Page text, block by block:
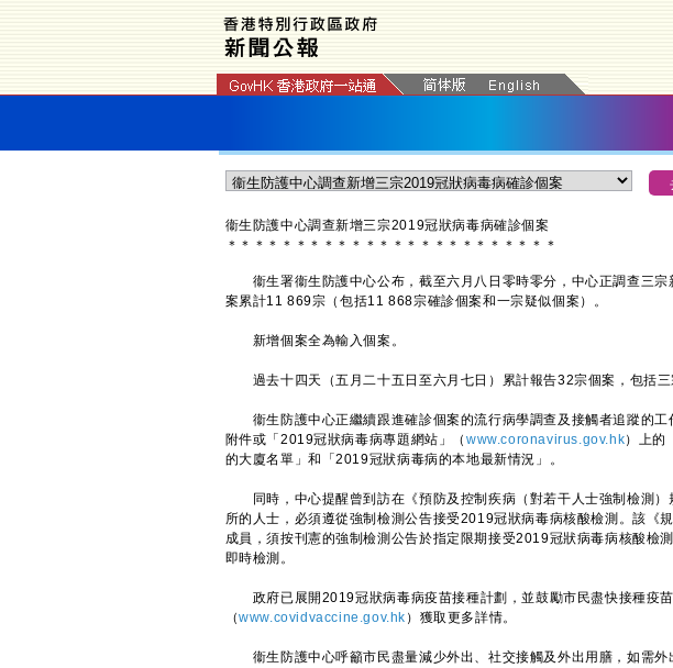
衞生防護中心調查新增三宗2019冠狀病毒病確診個案
＊ ＊ ＊ ＊ ＊ ＊ ＊ ＊ ＊ ＊ ＊ ＊ ＊ ＊ ＊ ＊ ＊ ＊ ＊ ＊ ＊ ＊ ＊ ＊
衞生署衞生防護中心公布，截至六月八日零時零分，中心正調查三宗
案累計11 869宗（包括11 868宗確診個案和一宗疑似個案）。
新增個案全為輸入個案。
過去十四天（五月二十五日至六月七日）累計報告32宗個案，包括三
衞生防護中心正繼續跟進確診個案的流行病學調查及接觸者追蹤的工
附件或「2019冠狀病毒病專題網站」（ www.coronavirus.gov.hk）上的
的大廈名單」和「2019冠狀病毒病的本地最新情況」。
同時，中心提醒曾到訪在《預防及控制疾病（對若干人士強制檢測）
所的人士，必須遵從強制檢測公告接受2019冠狀病毒病核酸檢測。該《
成員，須按刊憲的強制檢測公告於指定限期接受2019冠狀病毒病核酸檢
即時檢測。
政府已展開2019冠狀病毒病疫苗接種計劃，並鼓勵市民盡快接種疫
（www.covidvaccine.gov.hk ）獲取更多詳情。
衞生防護中心呼籲市民盡量減少外出、社交接觸及外出用膳，如需外